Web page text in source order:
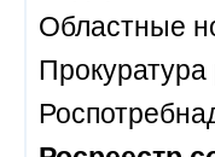
Областные
Прокуратура